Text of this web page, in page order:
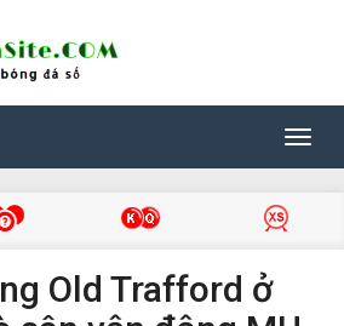
Old Trafford ở